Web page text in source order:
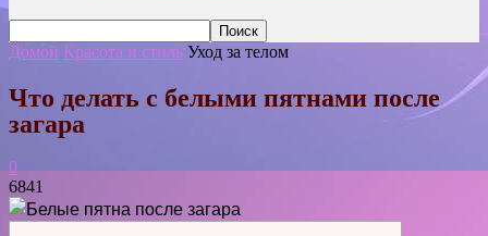
Домой Красота и стиль Уход за телом
Что делать с белыми пятнами после
загара
0
6841